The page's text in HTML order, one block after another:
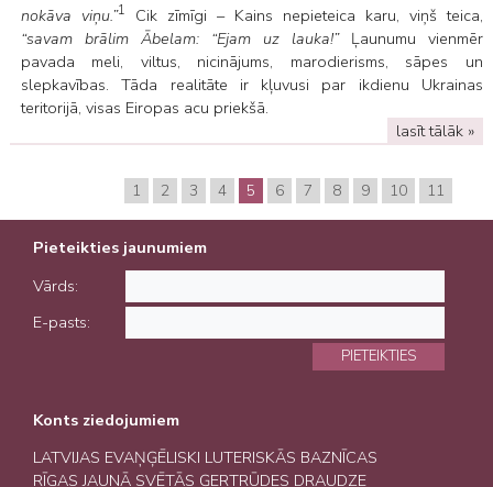
nokāva viņu.”1
Cik zīmīgi – Kains nepieteica karu, viņš teica,
“savam brālim Ābelam: “Ejam uz lauka!”Ļaunumu vienmēr
pavada meli, viltus, nicinājums, marodierisms, sāpes un
slepkavības. Tāda realitāte ir kļuvusi par ikdienu Ukrainas
teritorijā, visas Eiropas acu priekšā.
lasīt tālāk »
1 2 3 4 5 6 7 8 9 10 11
Pieteikties jaunumiem
Vārds:
E-pasts:
PIETEIKTIES
Konts ziedojumiem
LATVIJAS EVAŅĢĒLISKI LUTERISKĀS BAZNĪCAS
RĪGAS JAUNĀ SVĒTĀS ĢERTRŪDES DRAUDZE